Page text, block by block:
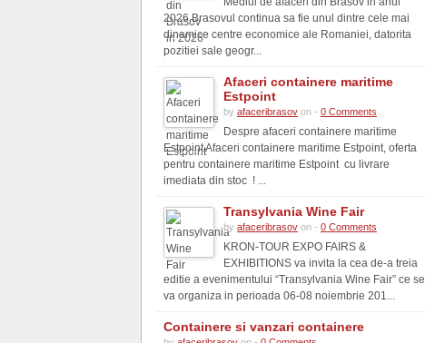
2026 Brasovul continua sa fie unul dintre cele mai
dinamice centre economice ale Romaniei, datorita
pozitiei sale geogr...
Afaceri containere maritime
Estpoint
by afaceribrasov on - 0 Comments
Despre afaceri containere maritime
Estpoint Afaceri containere maritime Estpoint, oferta
pentru containere maritime Estpoint cu livrare
imediata din stoc ! ...
Transylvania Wine Fair
by afaceribrasov on - 0 Comments
KRON-TOUR EXPO FAIRS &
EXHIBITIONS va invita la cea de-a treia
editie a evenimentului “Transylvania Wine Fair” ce se
va organiza in perioada 06-08 noiembrie 201...
Containere si vanzari containere